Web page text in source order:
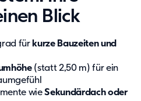
Blick
fürkurze Bauzeiten und
(statt 2,50 m) für ein
wieSekundärdach oder